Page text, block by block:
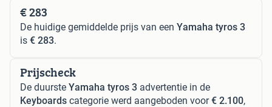
€ 283
De huidige gemiddelde prijs van een Yamaha tyros 3
is € 283.
Prijscheck
De duurste Yamaha tyros 3 advertentie in de
Keyboards categorie werd aangeboden voor€ 2.100,